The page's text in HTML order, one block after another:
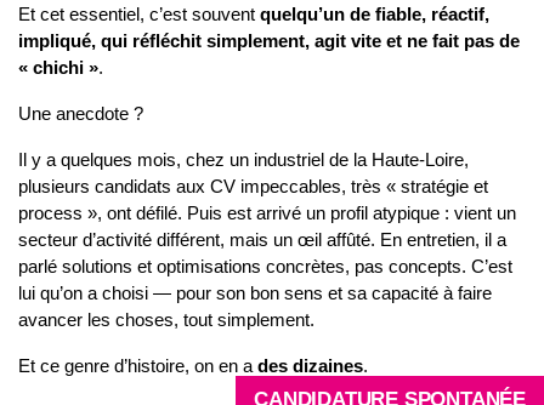
CANDIDATURE SPONTANÉE
Et cet essentiel, c’est souvent quelqu’un de fiable, réactif,
impliqué, qui réfléchit simplement, agit vite et ne fait pas de
« chichi ».
Une anecdote ?
Il y a quelques mois, chez un industriel de la Haute-Loire,
plusieurs candidats aux CV impeccables, très « stratégie et
process », ont défilé. Puis est arrivé un profil atypique : vient un
secteur d’activité différent, mais un œil affûté. En entretien, il a
parlé solutions et optimisations concrètes, pas concepts. C’est
lui qu’on a choisi — pour son bon sens et sa capacité à faire
avancer les choses, tout simplement.
Et ce genre d’histoire, on en a des dizaines.